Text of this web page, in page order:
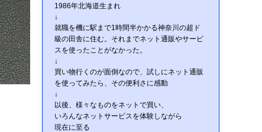
1986年北海道生まれ
↓
就職を機に駅まで1時間半かかる神奈川の超ド
級の田舎に住む。それまでネット通販やサービ
スを使ったことがなかった。
↓
買い物行くのが面倒なので、試しにネット通販
を使ってみたら、その便利さに感動
↓
以後、様々なものをネットで買い、
いろんなネットサービスを体験しながら
現在に至る